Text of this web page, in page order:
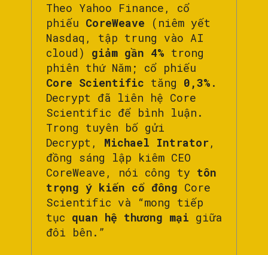
Theo Yahoo Finance, cổ
phiếu CoreWeave (niêm yết
Nasdaq, tập trung vào AI
cloud) giảm gần 4% trong
phiên thứ Năm; cổ phiếu
Core Scientific tăng 0,3% .
Decrypt đã liên hệ Core
Scientific để bình luận.
Trong tuyên bố gửi
Decrypt, Michael Intrator,
đồng sáng lập kiêm CEO
CoreWeave, nói công ty tôn
trọng ý kiến cổ đông Core
Scientific và “mong tiếp
tục quan hệ thương mại giữa
đôi bên.”